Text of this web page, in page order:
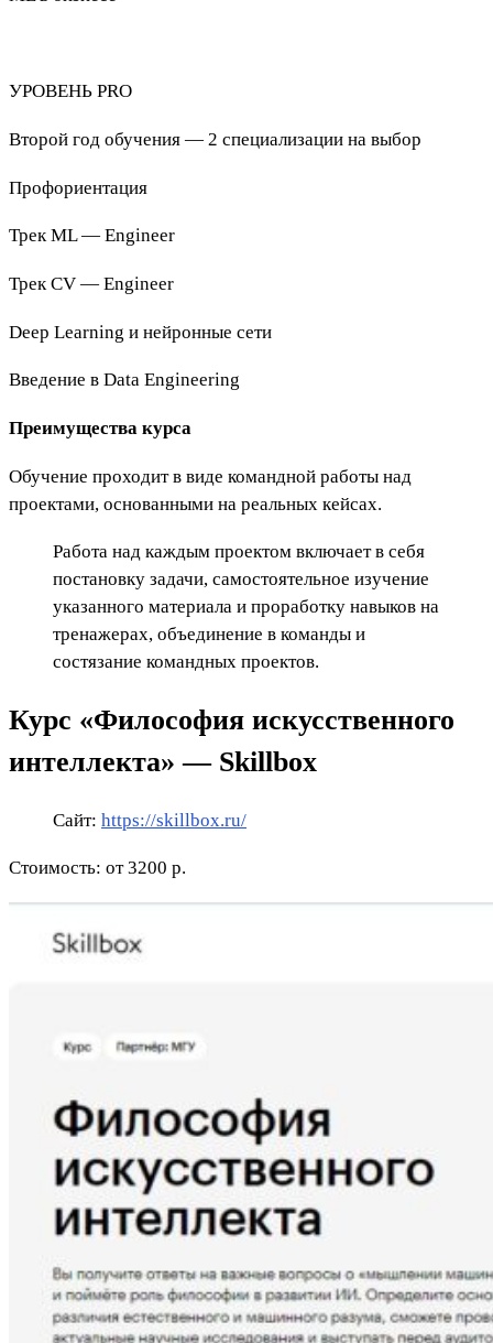
УРОВЕНЬ PRO
Второй год обучения — 2 специализации на выбор
Профориентация
Трек ML — Engineer
Трек CV — Engineer
Deep Learning и нейронные сети
Введение в Data Engineering
Преимущества курса
Обучение проходит в виде командной работы над
проектами, основанными на реальных кейсах.
Работа над каждым проектом включает в себя
постановку задачи, самостоятельное изучение
указанного материала и проработку навыков на
тренажерах, объединение в команды и
состязание командных проектов.
Курс «Философия искусственного
интеллекта» — Skillbox
Сайт: https://skillbox.ru/
Стоимость: от 3200 р.